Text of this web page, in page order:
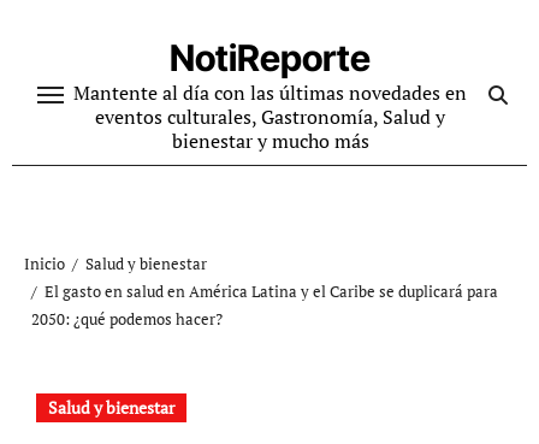
contenido
NotiReporte
Mantente al día con las últimas novedades en
eventos culturales, Gastronomía, Salud y
bienestar y mucho más
Inicio
Salud y bienestar
El gasto en salud en América Latina y el Caribe se duplicará para
2050: ¿qué podemos hacer?
Salud y bienestar